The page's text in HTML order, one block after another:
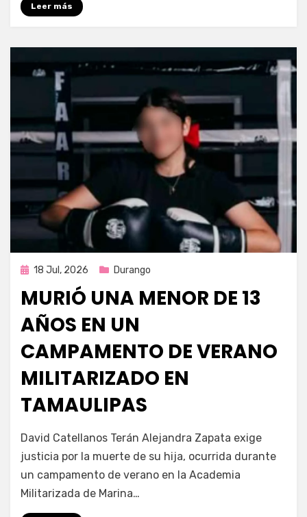
Leer más
Publicada
18 Jul, 2026 Durango
MURIÓ UNA MENOR DE 13
AÑOS EN UN
CAMPAMENTO DE VERANO
MILITARIZADO EN
TAMAULIPAS
por Fernando Miranda Servín
David Catellanos Terán Alejandra Zapata exige
justicia por la muerte de su hija, ocurrida durante
un campamento de verano en la Academia
Militarizada de Marina…